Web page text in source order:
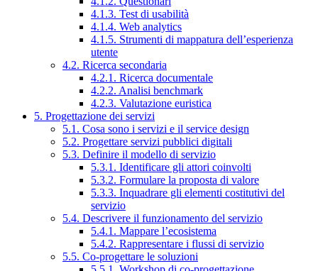
4.1.3. Test di usabilità
4.1.4. Web analytics
4.1.5. Strumenti di mappatura dell’esperienza
utente
4.2. Ricerca secondaria
4.2.1. Ricerca documentale
4.2.2. Analisi benchmark
4.2.3. Valutazione euristica
5. Progettazione dei servizi
5.1. Cosa sono i servizi e il service design
5.2. Progettare servizi pubblici digitali
5.3. Definire il modello di servizio
5.3.1. Identificare gli attori coinvolti
5.3.2. Formulare la proposta di valore
5.3.3. Inquadrare gli elementi costitutivi del
servizio
5.4. Descrivere il funzionamento del servizio
5.4.1. Mappare l’ecosistema
5.4.2. Rappresentare i flussi di servizio
5.5. Co-progettare le soluzioni